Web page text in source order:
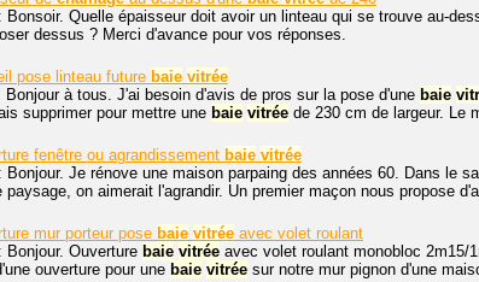
: Bonsoir. Quelle épaisseur doit avoir un linteau qui se trouve au-
dessus ? Merci d'avance pour vos réponses.
pose linteau future baie vitrée
Bonjour à tous. J'ai besoin d'avis de pros sur la pose d'une baie
supprimer pour mettre une baie vitrée de 230 cm de largeur. Le
fenêtre ou agrandissement baie vitrée
: Bonjour. Je rénove une maison parpaing des années 60. Dans le
paysage, on aimerait l'agrandir. Un premier maçon nous propose
mur porteur pose baie vitrée avec volet roulant
: Bonjour. Ouverture baie vitrée avec volet roulant monobloc 2m15/
ouverture pour une baie vitrée sur notre mur pignon d'une